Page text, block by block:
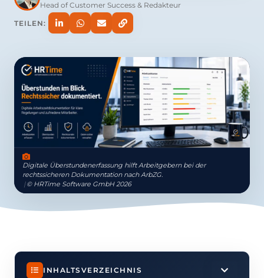
Head of Customer Success & Redakteur
TEILEN:
Digitale Überstundenerfassung hilft Arbeitgebern bei der
rechtssicheren Dokumentation nach ArbZG.
| © HRTime Software GmbH 2026
INHALTSVERZEICHNIS